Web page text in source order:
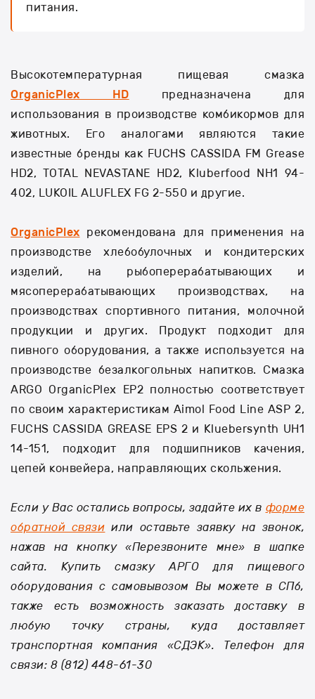
питания.
Высокотемпературная пищевая смазка
OrganicPlex HD предназначена для
использования в производстве комбикормов для
животных. Его аналогами являются такие
известные бренды как FUCHS CASSIDA FM Grease
HD2, TOTAL NEVASTANE HD2, Kluberfood NH1 94-
402, LUKOIL ALUFLEX FG 2-550 и другие.
OrganicPlex рекомендована для применения на
производстве хлебобулочных и кондитерских
изделий, на рыбоперерабатывающих и
мясоперерабатывающих производствах, на
производствах спортивного питания, молочной
продукции и других. Продукт подходит для
пивного оборудования, а также используется на
производстве безалкогольных напитков. Смазка
ARGO OrganicPlex EP2 полностью соответствует
по своим характеристикам Aimol Food Line ASP 2,
FUCHS CASSIDA GREASE EPS 2 и Kluebersynth UH1
14-151, подходит для подшипников качения,
цепей конвейера, направляющих скольжения.
Если у Вас остались вопросы, задайте их в форме
обратной связи или оставьте заявку на звонок,
нажав на кнопку «Перезвоните мне» в шапке
сайта. Купить смазку АРГО для пищевого
оборудования с самовывозом Вы можете в СПб,
также есть возможность заказать доставку в
любую точку страны, куда доставляет
транспортная компания «СДЭК». Телефон для
связи: 8 (812) 448-61-30